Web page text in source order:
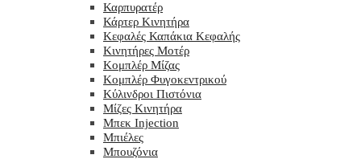
Καρπυρατέρ
Κάρτερ Κινητήρα
Κεφαλές Καπάκια Κεφαλής
Κινητήρες Μοτέρ
Κομπλέρ Μίζας
Κομπλέρ Φυγοκεντρικού
Κύλινδροι Πιστόνια
Μίζες Κινητήρα
Μπεκ Injection
Μπιέλες
Μπουζόνια